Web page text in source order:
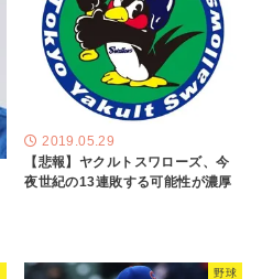
2019.05.29
【悲報】ヤクルトスワローズ、今
夜世紀の13連敗する可能性が濃厚
野球